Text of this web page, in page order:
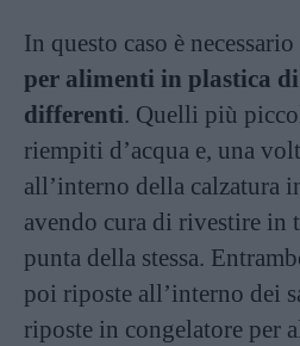
In questo caso è
per alimenti in plastica
differenti. Quelli più
riempiti d’acqua e, una
all’interno della calzatura
avendo cura di rivestire in
punta della stessa.
poi riposte all’interno dei
riposte in congelatore per